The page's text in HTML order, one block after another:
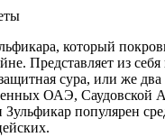
который
Представляет из
сура, или же
ОАЭ, Саудовской
популярен